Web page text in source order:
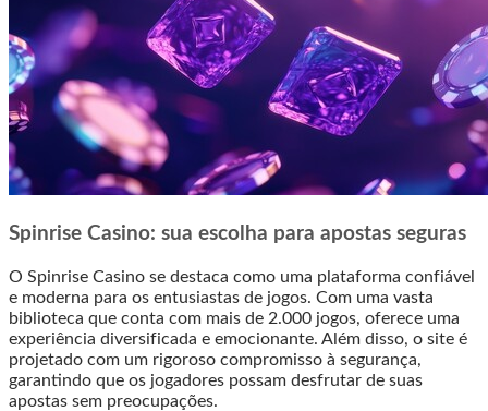
Spinrise Casino: sua escolha para apostas seguras
O Spinrise Casino se destaca como uma plataforma confiável
e moderna para os entusiastas de jogos. Com uma vasta
biblioteca que conta com mais de 2.000 jogos, oferece uma
experiência diversificada e emocionante. Além disso, o site é
projetado com um rigoroso compromisso à segurança,
garantindo que os jogadores possam desfrutar de suas
apostas sem preocupações.